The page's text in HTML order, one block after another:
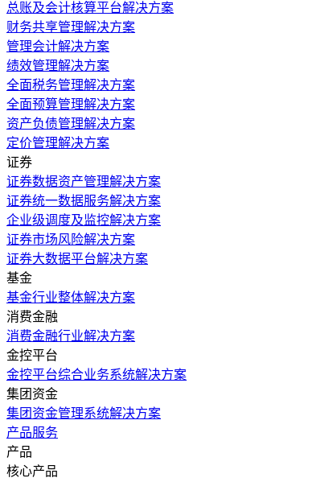
总账及会计核算平台解决方案
财务共享管理解决方案
管理会计解决方案
绩效管理解决方案
全面税务管理解决方案
全面预算管理解决方案
资产负债管理解决方案
定价管理解决方案
证券
证券数据资产管理解决方案
证券统一数据服务解决方案
企业级调度及监控解决方案
证券市场风险解决方案
证券大数据平台解决方案
基金
基金行业整体解决方案
消费金融
消费金融行业解决方案
金控平台
金控平台综合业务系统解决方案
集团资金
集团资金管理系统解决方案
产品服务
产品
核心产品